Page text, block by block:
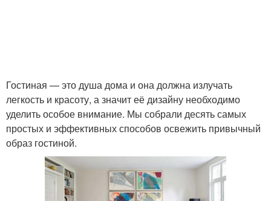
Гостиная — это душа дома и она должна излучать
легкость и красоту, а значит её дизайну необходимо
уделить особое внимание. Мы собрали десять самых
простых и эффективных способов освежить привычный
образ гостиной.